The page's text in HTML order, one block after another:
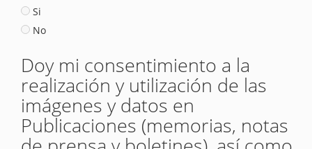
Si
No
Doy mi consentimiento a la
realización y utilización de las
imágenes y datos en
Publicaciones (memorias, notas